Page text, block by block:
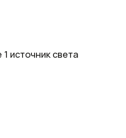
источник света